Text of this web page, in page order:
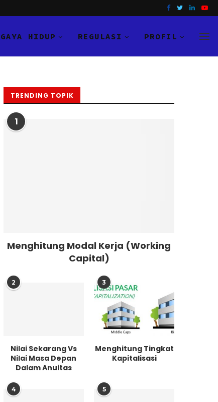
GAYA HIDUP REGULASI PROFIL
TRENDING TOPIK
1
Menghitung Modal Kerja (Working
Capital)
2
Nilai Sekarang Vs
Nilai Masa Depan
Dalam Anuitas
3
Menghitung Tingkat
Kapitalisasi
4 5